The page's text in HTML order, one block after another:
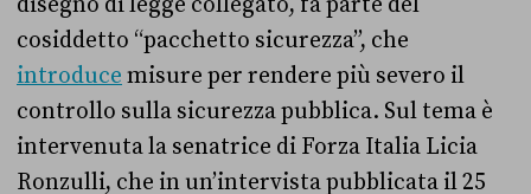
cosiddetto “pacchetto sicurezza”, che
introduce misure per rendere più severo il
controllo sulla sicurezza pubblica. Sul tema è
intervenuta la senatrice di Forza Italia Licia
Ronzulli, che in un’intervista pubblicata il 25